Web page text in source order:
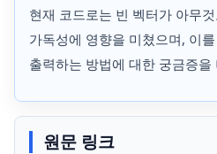
현재 코드로는 빈 벡터가 아무
가독성에 영향을 미쳤으며, 이
출력하는 방법에 대한 궁금증을
원문 링크